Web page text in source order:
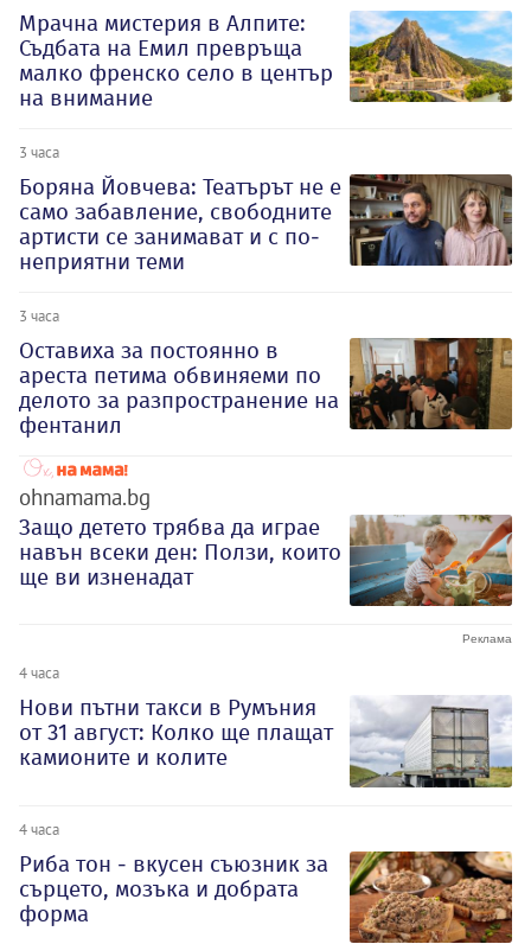
Мрачна мистерия в Алпите:
Съдбата на Емил превръща
малко френско село в център
на внимание
3 часа
Боряна Йовчева: Театърът не е
само забавление, свободните
артисти се занимават и с по-
неприятни теми
3 часа
Оставиха за постоянно в
ареста петима обвиняеми по
делото за разпространение на
фентанил
ohnamama.bg
Защо детето трябва да играе
навън всеки ден: Ползи, които
ще ви изненадат
4 часа
Нови пътни такси в Румъния
от 31 август: Колко ще плащат
камионите и колите
4 часа
Риба тон - вкусен съюзник за
сърцето, мозъка и добрата
форма